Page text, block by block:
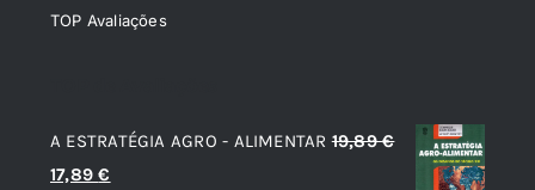
TOP Avaliações
A ESTRATÉGIA AGRO - ALIMENTAR 19,89€
O
17,89€